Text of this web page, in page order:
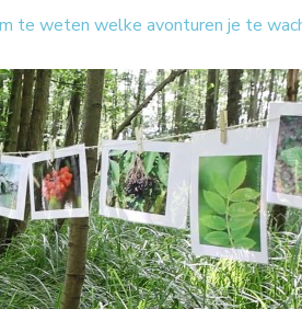
te weten welke avonturen je te